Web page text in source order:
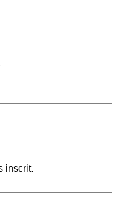
inscrit.